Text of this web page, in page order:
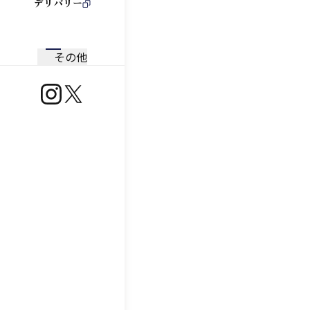
デリバリー
その他
https://www.instagram.com/ootoya.jp/
https://x.com/ootoya_gohan